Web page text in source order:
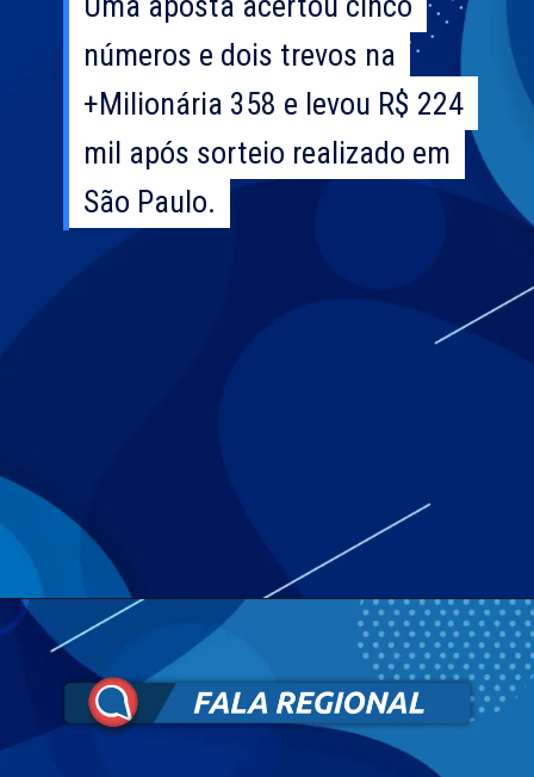
números e dois trevos na
+Milionária 358 e levou R$ 224
mil após sorteio realizado em
São Paulo.
números e dois trevos na
+Milionária 358 e levou R$ 224
mil após sorteio realizado em
São Paulo.